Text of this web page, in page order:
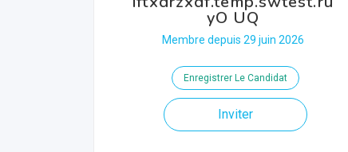
yO UQ
Membre depuis 29 juin 2026
Enregistrer Le Candidat
Inviter